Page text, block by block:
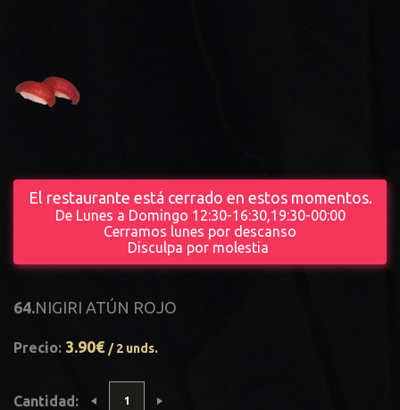
El restaurante está cerrado en estos momentos.
De Lunes a Domingo 12:30-16:30,19:30-00:00
Cerramos lunes por descanso
Disculpa por molestia
64.NIGIRI ATÚN ROJO
Precio: 3.90€ / 2 unds.
Cantidad: